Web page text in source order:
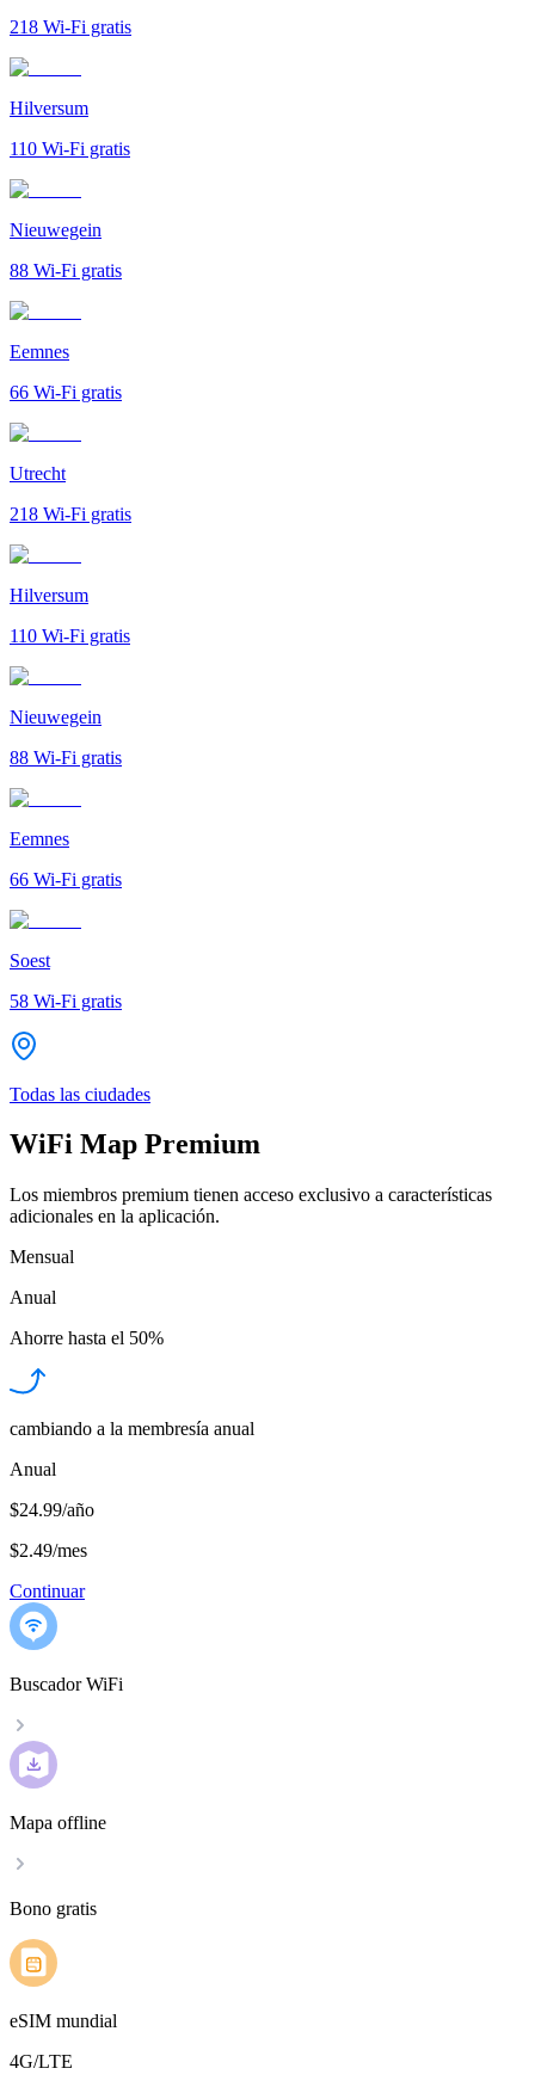
218 Wi-Fi gratis
Hilversum
110 Wi-Fi gratis
Nieuwegein
88 Wi-Fi gratis
Eemnes
66 Wi-Fi gratis
Utrecht
218 Wi-Fi gratis
Hilversum
110 Wi-Fi gratis
Nieuwegein
88 Wi-Fi gratis
Eemnes
66 Wi-Fi gratis
Soest
58 Wi-Fi gratis
Todas las ciudades
WiFi Map Premium
Los miembros premium tienen acceso exclusivo a características
adicionales en la aplicación.
Mensual
Anual
Ahorre hasta el 50%
cambiando a la membresía anual
Anual
$24.99/año
$2.49/mes
Continuar
Buscador WiFi
Mapa offline
Bono gratis
eSIM mundial
4G/LTE